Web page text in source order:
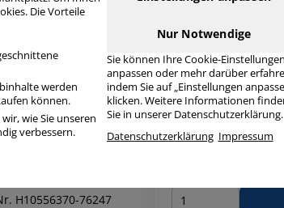
Buch- und Heftschilder
Pferde Pferde Papier
Papier 5568
H10556370-76247
Menge
Die Vorteile
werden
können.
wie Sie unseren
verbessern.
Nur Notwendige
Sie können Ihre Cookie-Einstellungen
anpassen oder mehr darüber
indem Sie auf „Einstellungen
klicken. Weitere Informationen
Sie in unserer Datenschutzerklärung.
Datenschutzerklärung Impressum